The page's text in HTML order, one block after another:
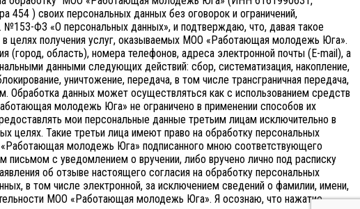
) своих персональных данных без оговорок и ограничений,
ФЗ «О персональных данных», и подтверждаю, что, давая такое
целях получения услуг, оказываемых МОО «Работающая молодежь Юга».
(город, область), номера телефонов, адреса электронной почты (E-mail), а
данными следующих действий: сбор, систематизация, накопление,
уничтожение, передача, в том числе трансграничная передача,
Обработка данных может осуществляться как с использованием средств
молодежь Юга» не ограничено в применении способов их
мои персональные данные третьим лицам исключительно в
целях. Такие третьи лица имеют право на обработку персональных
молодежь Юга» подписанного мною соответствующего
с уведомлением о вручении, либо вручено лично под расписку
об отзыве настоящего согласия на обработку персональных
в том числе электронной, за исключением сведений о фамилии, имени,
МОО «Работающая молодежь Юга». Я осознаю, что нажатие